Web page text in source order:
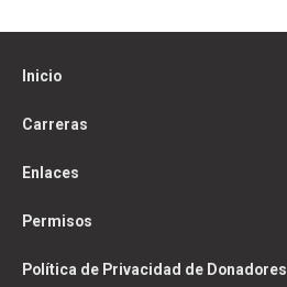
Inicio
Carreras
Enlaces
Permisos
Política de Privacidad de Donadores